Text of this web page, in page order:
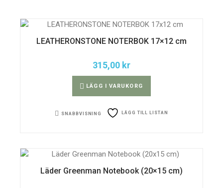
LEATHERONSTONE NOTERBOK 17×12 cm
315,00 kr
LÄGG I VARUKORG
SNABBVISNING LÄGG TILL LISTAN
Läder Greenman Notebook (20×15 cm)